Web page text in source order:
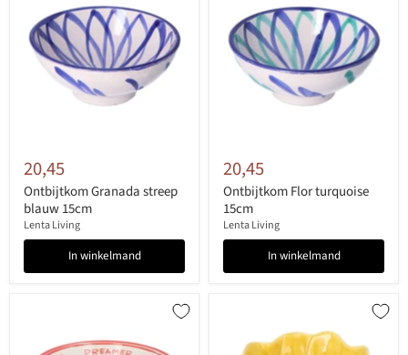
20,45
Ontbijtkom Granada streep
blauw 15cm
Lenta Living
In winkelmand
20,45
Ontbijtkom Flor turquoise
15cm
Lenta Living
In winkelmand